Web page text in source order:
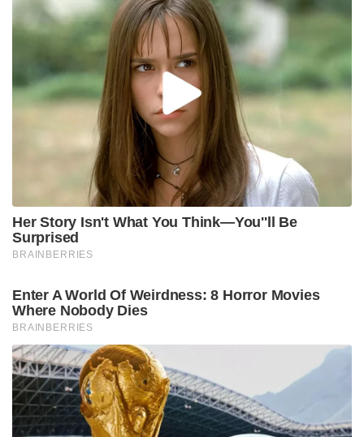
Her Story Isn't What You Think—You''ll Be
Surprised
BRAINBERRIES
Enter A World Of Weirdness: 8 Horror Movies
Where Nobody Dies
BRAINBERRIES